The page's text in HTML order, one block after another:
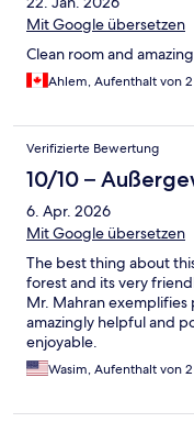
Mit Google übersetzen
Clean room and
Ahlem, Aufenthalt von
Verifizierte Bewertung
10/10 –
6. Apr. 2026
Mit Google übersetzen
The best thing about
forest and its very
Mr. Mahran exemplifies
amazingly helpful and
enjoyable.
Wasim, Aufenthalt von